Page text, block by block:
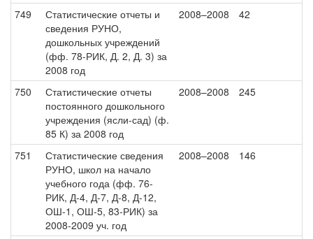
749
Статистические отчеты и
сведения РУНО,
дошкольных учреждений
(фф. 78-РИК, Д. 2, Д. 3) за
2008 год
2008–2008 42
750
Статистические отчеты
постоянного дошкольного
учреждения (ясли-сад) (ф.
85 К) за 2008 год
2008–2008 245
751
Статистические сведения
РУНО, школ на начало
учебного года (фф. 76-
РИК, Д-4, Д-7, Д-8, Д-12,
ОШ-1, ОШ-5, 83-РИК) за
2008-2009 уч. год
2008–2008 146